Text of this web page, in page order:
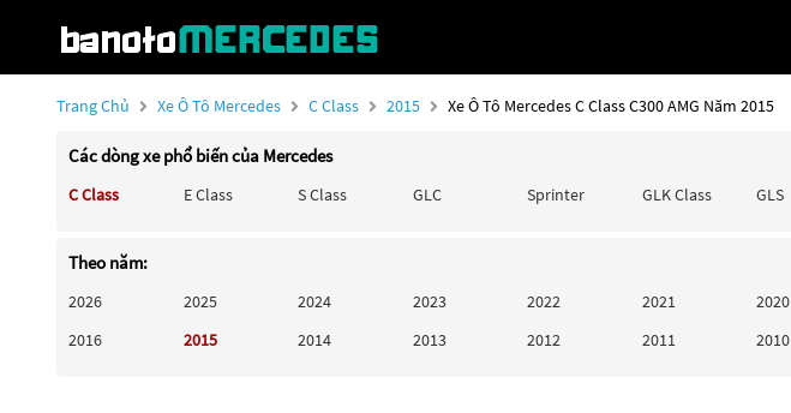
Trang Chủ Xe Ô Tô Mercedes C Class 2015 Xe Ô Tô Mercedes C Class C300 AMG Năm 2015
Các dòng xe phổ biến của Mercedes
C Class E Class S Class GLC Sprinter GLK Class GLS
Theo năm:
2026 2025 2024 2023 2022 2021 2020
2016
2015 2014 2013 2012 2011 2010